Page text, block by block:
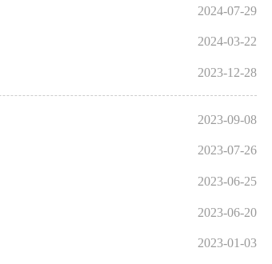
2024-07-29
2024-03-22
2023-12-28
2023-09-08
2023-07-26
2023-06-25
2023-06-20
2023-01-03